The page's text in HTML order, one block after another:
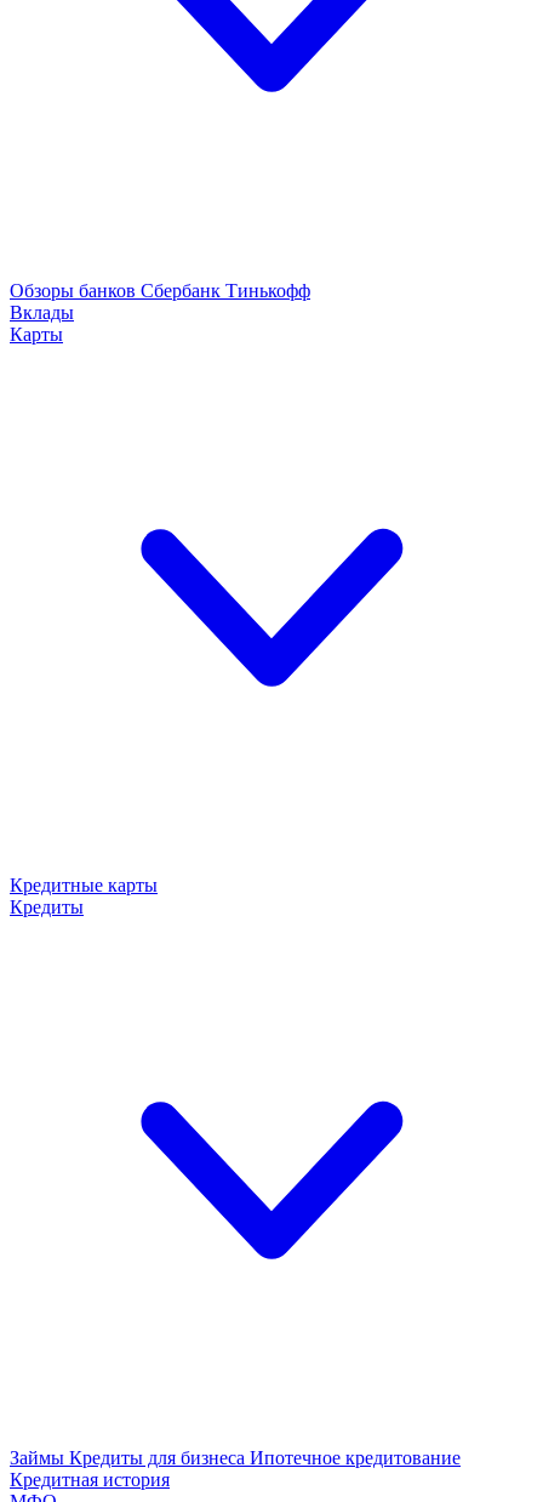
Обзоры банков Сбербанк Тинькофф
Вклады
Карты
Кредитные карты
Кредиты
Займы Кредиты для бизнеса Ипотечное кредитование
Кредитная история